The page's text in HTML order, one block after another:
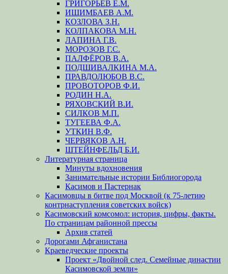
ГРИГОРЬЕВ Е.М.
ИШИМБАЕВ А.М.
КОЗЛОВА З.Н.
КОЛПАКОВА М.Н.
ЛАПИНА Г.В.
МОРОЗОВ Г.С.
ПАЛФЁРОВ В.А.
ПОДШИВАЛКИНА М.А.
ПРАВДОЛЮБОВ В.С.
ПРОВОТОРОВ Ф.И.
РОДИН Н.А.
РЯХОВСКИЙ В.И.
СИЛКОВ М.П.
ТУГЕЕВА Ф.А.
УТКИН В.Ф.
ЧЕРВЯКОВ А.Н.
ШТЕЙНФЕЛЬД Б.И.
Литературная страница
Минуты вдохновения
Занимательные истории Библиогорода
Касимов и Пастернак
Касимовцы в битве под Москвой (к 75-летию
контрнаступления советских войск)
Касимовский комсомол: история, цифры, факты.
По страницам районной прессы
Архив статей
Дорогами Афганистана
Краеведческие проекты
Проект «Двойной след. Семейные династии
Касимовской земли»